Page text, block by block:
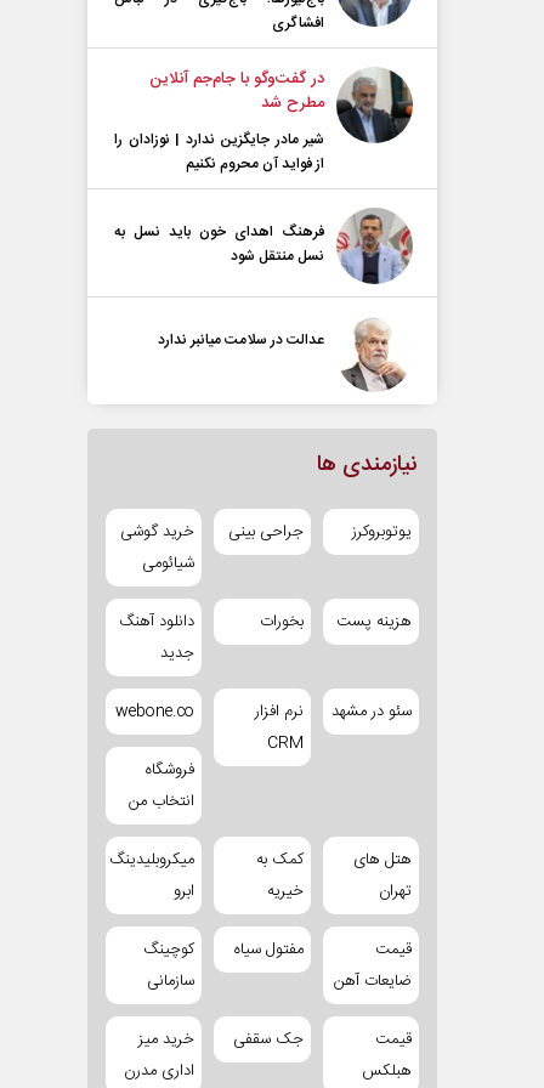
افشاگری
در گفت‌و‌گو با جام‌جم آنلاین
مطرح شد
شیر مادر جایگزین ندارد | نوزادان را
از فواید آن محروم نکنیم
فرهنگ اهدای خون باید نسل به
نسل منتقل شود
عدالت در سلامت میانبر ندارد
نیازمندی ها
یوتوبروکرز جراحی بینی
خرید گوشی
شیائومی
هزینه پست بخورات
دانلود آهنگ
جدید
سئو در مشهد
نرم افزار
CRM
webone.co
فروشگاه
انتخاب من
هتل های
تهران
کمک به
خیریه
میکروبلیدینگ
ابرو
قیمت
ضایعات آهن
مفتول سیاه
کوچینگ
سازمانی
قیمت
هبلکس
جک سقفی
خرید میز
اداری مدرن